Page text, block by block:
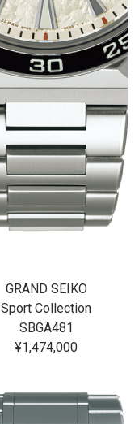
GRAND SEIKO
Sport Collection
SBGA481
¥1,474,000